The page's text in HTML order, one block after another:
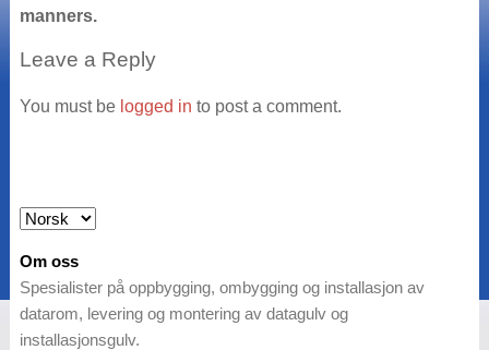
manners.
Leave a Reply
You must be logged in to post a comment.
Om oss
Spesialister på oppbygging, ombygging og installasjon av
datarom, levering og montering av datagulv og
installasjonsgulv.